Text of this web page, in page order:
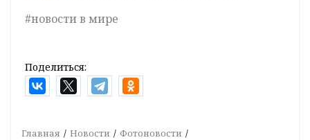
#новости в мире
Поделиться:
Главная Новости Фотоновости